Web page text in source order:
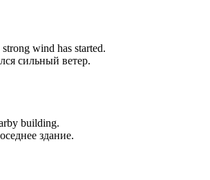
wind has started.
сильный ветер.
building.
здание.